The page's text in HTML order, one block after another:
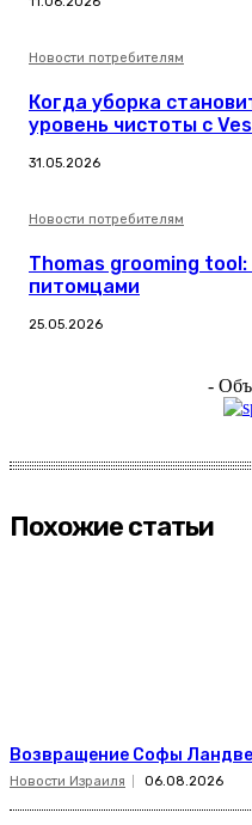
Новости потребителям
Когда уборка
уровень чистоты с
31.05.2026
Новости потребителям
Thomas grooming
питомцами
25.05.2026
-
Похожие статьи
Возвращение Софы
Новости Израиля 06.08.2026